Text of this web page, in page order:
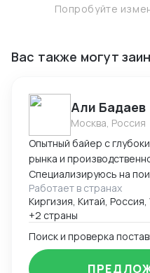
Попробуйте
Вас также могут
Али Бадаев
Москва, Россия
Опытный байер с
рынка и
Специализируюсь на
поставщиков, ведении
управлении цепочкой
конечного склада.
снижении закупочных
поставщиков: Опыт
(Alibaba, 1688.com,
Работает в странах
Киргизия, Китай,
+2 страны